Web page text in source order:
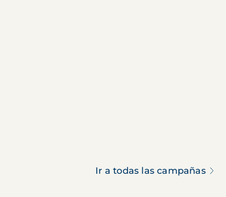
Ir a todas las campañas